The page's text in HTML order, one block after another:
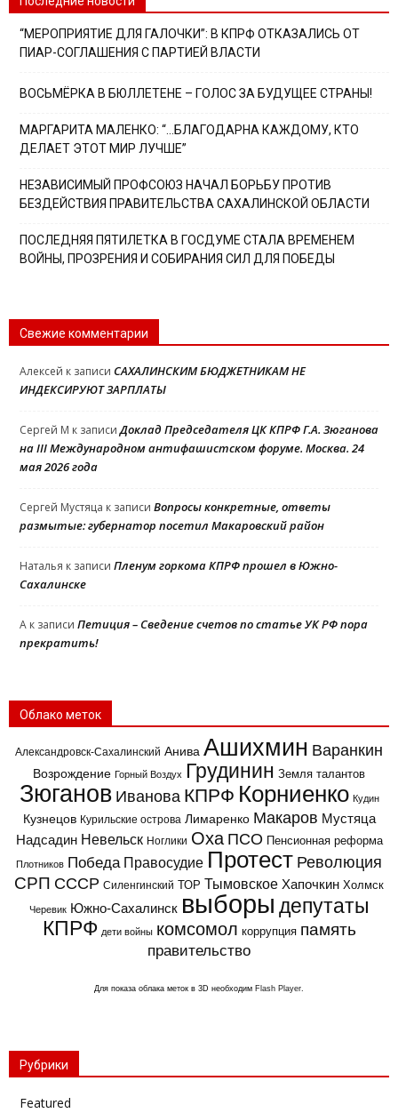
“МЕРОПРИЯТИЕ ДЛЯ ГАЛОЧКИ”: В КПРФ ОТКАЗАЛИСЬ ОТ
ПИАР-СОГЛАШЕНИЯ С ПАРТИЕЙ ВЛАСТИ
ВОСЬМЁРКА В БЮЛЛЕТЕНЕ – ГОЛОС ЗА БУДУЩЕЕ СТРАНЫ!
МАРГАРИТА МАЛЕНКО: “…БЛАГОДАРНА КАЖДОМУ, КТО
ДЕЛАЕТ ЭТОТ МИР ЛУЧШЕ”
НЕЗАВИСИМЫЙ ПРОФСОЮЗ НАЧАЛ БОРЬБУ ПРОТИВ
БЕЗДЕЙСТВИЯ ПРАВИТЕЛЬСТВА САХАЛИНСКОЙ ОБЛАСТИ
ПОСЛЕДНЯЯ ПЯТИЛЕТКА В ГОСДУМЕ СТАЛА ВРЕМЕНЕМ
ВОЙНЫ, ПРОЗРЕНИЯ И СОБИРАНИЯ СИЛ ДЛЯ ПОБЕДЫ
Свежие комментарии
Алексей к записи САХАЛИНСКИМ БЮДЖЕТНИКАМ НЕ
ИНДЕКСИРУЮТ ЗАРПЛАТЫ
Сергей М к записиДоклад Председателя ЦК КПРФ Г.А. Зюганова
на III Международном антифашистском форуме. Москва. 24
мая 2026 года
Сергей Мустяца к записи Вопросы конкретные, ответы
размытые: губернатор посетил Макаровский район
Наталья к записи Пленум горкома КПРФ прошел в Южно-
Сахалинске
A к записи Петиция – Сведение счетов по статье УК РФ пора
прекратить!
Облако меток
Александровск-Сахалинский Анива Ашихмин Варанкин
Возрождение Горный Воздух Грудинин Земля талантов
Зюганов Иванова КПРФ Корниенко Кудин
Кузнецов Курильские острова Лимаренко Макаров Мустяца
Надсадин Невельск Ноглики Оха ПСО Пенсионная реформа
Плотников Победа Правосудие Протест Революция
СРП СССР Силенгинский ТОР Тымовское Хапочкин Холмск
Черевик Южно-Сахалинск выборы депутаты
КПРФ дети войны комсомол коррупция память
правительство
Для показа облака меток в 3D необходим Flash Player.
Рубрики
Featured